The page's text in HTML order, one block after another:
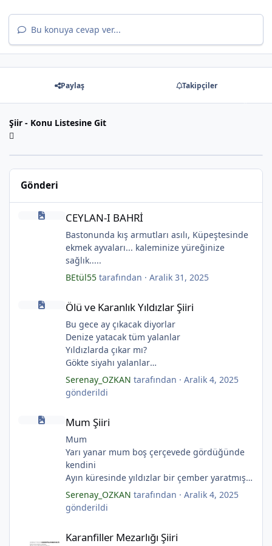
Bu konuya cevap ver...
Paylaş Takipçiler
Şiir - Konu Listesine Git
Gönderi
CEYLAN-I BAHRİ
Bastonunda kış armutları asılı, Küpeştesinde
ekmek ayvaları... kaleminize yüreğinize
sağlık.....
BEtül55tarafından · Aralik 31, 2025
Ölü ve Karanlık Yıldızlar Şiiri
Bu gece ay çıkacak diyorlar
Denize yatacak tüm yalanlar
Yıldızlarda çıkar mı?
Gökte siyahı yalanlar
Ölü ve karanlık yıldızlar
Ayı sarhoş etmişler
Ay kesilmiş kızıl, kızıl
(Serenay Özkan, Viata)
Serenay_OZKAN tarafından · Aralik 4, 2025
gönderildi
Mum Şiiri
Mum
Yarı yanar mum boş çerçevede gördüğünde
kendini
Ayın küresinde yıldızlar bir çember yaratmış
Çocukların rüyalarını.
Gıcırdayan tahta evimizdeki mumlar
Bizi bizlere gösteren fenermiş.
Fenerler bir başka yanarmış.
Serenay_OZKAN tarafından · Aralik 4, 2025
gönderildi
Karanfiller Mezarlığı Şiiri
*
*